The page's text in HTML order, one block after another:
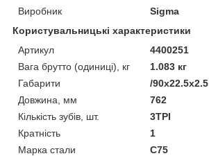
Виробник
Sigma
Користувальницькі характеристики
Артикул
4400251
Вага брутто (одиниці), кг
1.083 кг
Габарити
/90x22.5x2.5
Довжина, мм
762
Кількість зубів, шт.
3TPI
Кратність
1
Марка стали
C75